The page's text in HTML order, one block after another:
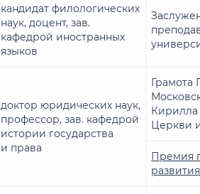
кандидат филологических
наук, доцент, зав.
кафедрой иностранных
языков
доктор юридических наук,
профессор, зав. кафедрой
истории государства
и права
Грамота
Кирилла
Церкви
Премия